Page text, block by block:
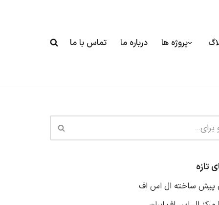
پروژه ها درباره ما تماس با ما
تازه
پیش‌ ساخته ال‌ اس‌ اف